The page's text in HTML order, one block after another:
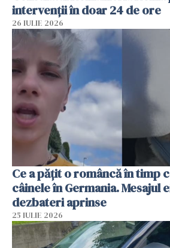
intervenții în doar 24 de ore
26 IULIE 2026
Ce a pățit o româncă în timp
câinele în Germania. Mesajul
dezbateri aprinse
25 IULIE 2026